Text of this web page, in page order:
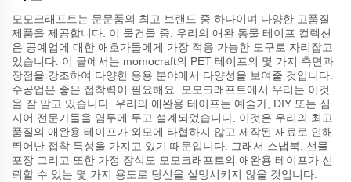
모모크래프트는 문문품의 최고 브랜드 중 하나이며 다양한 고품질
제품을 제공합니다. 이 물건들 중, 우리의 애완 동물 테이프 컬렉션
은 공예업에 대한 애호가들에게 가장 적응 가능한 도구로 자리잡고
있습니다. 이 글에서는 momocraft의 PET 테이프의 몇 가지 측면과
장점을 강조하여 다양한 응용 분야에서 다양성을 보여줄 것입니다.
수공업은 좋은 접착력이 필요해요. 모모크래프트에서 우리는 이것
을 잘 알고 있습니다. 우리의 애완용 테이프는 예술가, DIY 또는 심
지어 전문가들을 염두에 두고 설계되었습니다. 이것은 우리의 최고
품질의 애완용 테이프가 외모에 타협하지 않고 제작된 재료로 인해
뛰어난 접착 특성을 가지고 있기 때문입니다. 그래서 스냅북, 선물
포장 그리고 또한 가정 장식도 모모크래프트의 애완용 테이프가 신
뢰할 수 있는 몇 가지 용도로 당신을 실망시키지 않을 것입니다.